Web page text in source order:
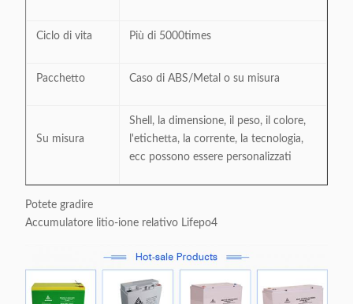
Ciclo di vita Più di 5000times
Pacchetto Caso di ABS/Metal o su misura
Su misura
Shell, la dimensione, il peso, il colore,
l'etichetta, la corrente, la tecnologia,
ecc possono essere personalizzati
Potete gradire
Accumulatore litio-ione relativo Lifepo4